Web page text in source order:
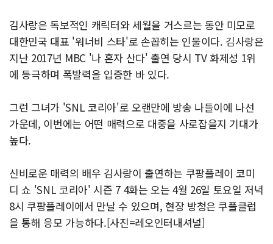
김사랑은 독보적인 캐릭터와 세월을 거스르는 동안 미모로
대한민국 대표 '워너비 스타'로 손꼽히는 인물이다. 김사랑은
지난 2017년 MBC '나 혼자 산다' 출연 당시 TV 화제성 1위
에 등극하며 폭발력을 입증한 바 있다.
그런 그녀가 'SNL 코리아'로 오랜만에 방송 나들이에 나선
가운데, 이번에는 어떤 매력으로 대중을 사로잡을지 기대가
높다.
신비로운 매력의 배우 김사랑이 출연하는 쿠팡플레이 코미
디 쇼 'SNL 코리아' 시즌 7 4화는 오는 4월 26일 토요일 저녁
8시 쿠팡플레이에서 만날 수 있으며, 현장 방청은 쿠플클럽
을 통해 응모 가능하다.[사진=레오인터내셔널]